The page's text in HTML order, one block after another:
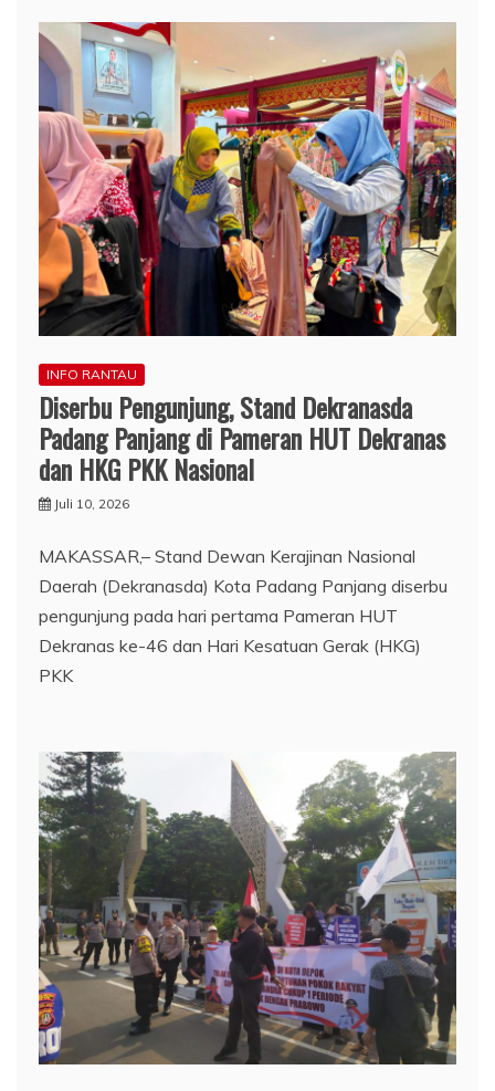
INFO RANTAU
Diserbu Pengunjung, Stand Dekranasda
Padang Panjang di Pameran HUT Dekranas
dan HKG PKK Nasional
Juli 10, 2026
MAKASSAR,– Stand Dewan Kerajinan Nasional
Daerah (Dekranasda) Kota Padang Panjang diserbu
pengunjung pada hari pertama Pameran HUT
Dekranas ke-46 dan Hari Kesatuan Gerak (HKG)
PKK